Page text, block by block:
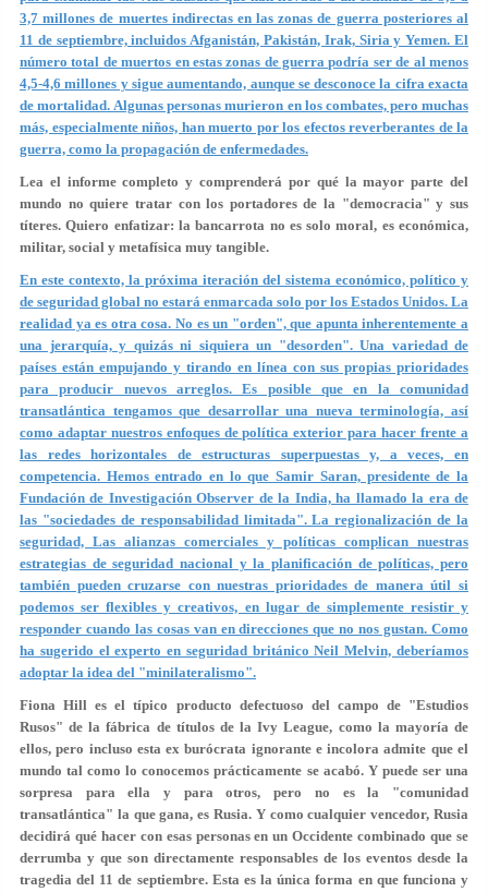
3,7 millones de muertes indirectas en las zonas de guerra posteriores al
11 de septiembre, incluidos Afganistán, Pakistán, Irak, Siria y Yemen. El
número total de muertos en estas zonas de guerra podría ser de al menos
4,5-4,6 millones y sigue aumentando, aunque se desconoce la cifra exacta
de mortalidad. Algunas personas murieron en los combates, pero muchas
más, especialmente niños, han muerto por los efectos reverberantes de la
guerra, como la propagación de enfermedades.
Lea el informe completo y comprenderá por qué la mayor parte del
mundo no quiere tratar con los portadores de la "democracia" y sus
títeres. Quiero enfatizar: la bancarrota no es solo moral, es económica,
militar, social y metafísica muy tangible.
En este contexto, la próxima iteración del sistema económico, político y
de seguridad global no estará enmarcada solo por los Estados Unidos. La
realidad ya es otra cosa. No es un "orden", que apunta inherentemente a
una jerarquía, y quizás ni siquiera un "desorden". Una variedad de
países están empujando y tirando en línea con sus propias prioridades
para producir nuevos arreglos. Es posible que en la comunidad
transatlántica tengamos que desarrollar una nueva terminología, así
como adaptar nuestros enfoques de política exterior para hacer frente a
las redes horizontales de estructuras superpuestas y, a veces, en
competencia. Hemos entrado en lo que Samir Saran, presidente de la
Fundación de Investigación Observer de la India, ha llamado la era de
las "sociedades de responsabilidad limitada". La regionalización de la
seguridad, Las alianzas comerciales y políticas complican nuestras
estrategias de seguridad nacional y la planificación de políticas, pero
también pueden cruzarse con nuestras prioridades de manera útil si
podemos ser flexibles y creativos, en lugar de simplemente resistir y
responder cuando las cosas van en direcciones que no nos gustan. Como
ha sugerido el experto en seguridad británico Neil Melvin, deberíamos
adoptar la idea del "minilateralismo".
Fiona Hill es el típico producto defectuoso del campo de "Estudios
Rusos" de la fábrica de títulos de la Ivy League, como la mayoría de
ellos, pero incluso esta ex burócrata ignorante e incolora admite que el
mundo tal como lo conocemos prácticamente se acabó. Y puede ser una
sorpresa para ella y para otros, pero no es la "comunidad
transatlántica" la que gana, es Rusia. Y como cualquier vencedor, Rusia
decidirá qué hacer con esas personas en un Occidente combinado que se
derrumba y que son directamente responsables de los eventos desde la
tragedia del 11 de septiembre. Esta es la única forma en que funciona y